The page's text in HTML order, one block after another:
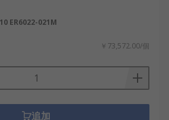
ER6022-021M
￥73,572.00/個
追加